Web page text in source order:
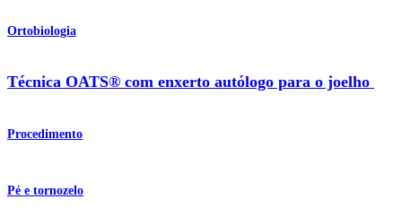
Ortobiologia
Técnica OATS® com enxerto autólogo para o joelho
Procedimento
Pé e tornozelo